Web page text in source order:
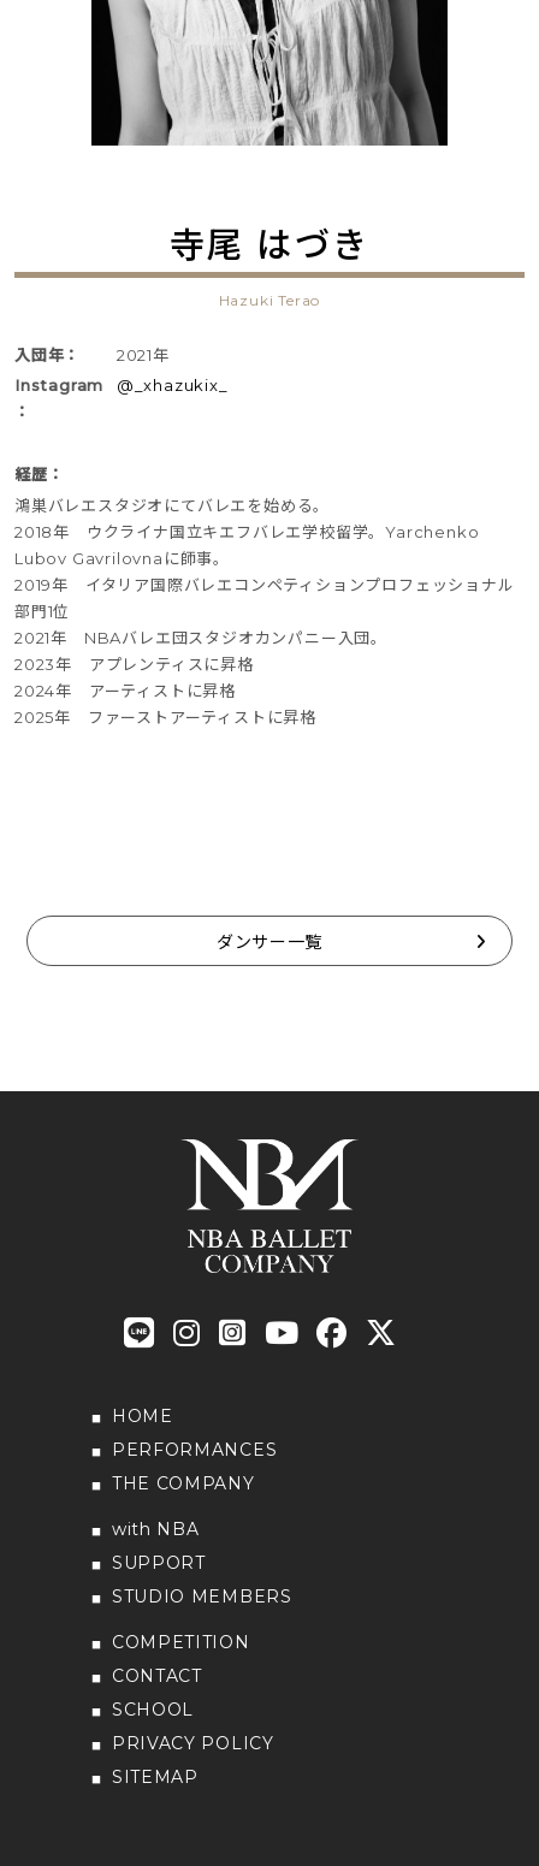
寺尾 はづき
Hazuki Terao
入団年：
2021年
Instagram
：
@_xhazukix_
経歴：
鴻巣バレエスタジオにてバレエを始める。
2018年 ウクライナ国立キエフバレエ学校留学。Yarchenko
Lubov Gavrilovnaに師事。
2019年 イタリア国際バレエコンペティションプロフェッショナル
部門1位
2021年 NBAバレエ団スタジオカンパニー入団。
2023年 アプレンティスに昇格
2024年 アーティストに昇格
2025年 ファーストアーティストに昇格
ダンサー一覧
HOME
PERFORMANCES
THE COMPANY
with NBA
SUPPORT
STUDIO MEMBERS
COMPETITION
CONTACT
SCHOOL
PRIVACY POLICY
SITEMAP